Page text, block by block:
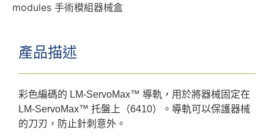
modules 手術模組器械盒
產品描述
彩色編碼的 LM-ServoMax™ 導軌，用於將器械固定在
LM-ServoMax™ 托盤上（6410）。導軌可以保護器械
的刀刃，防止針刺意外。